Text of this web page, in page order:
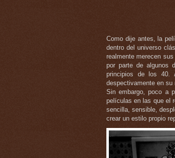
Como dije antes, la
dentro del universo
realmente merecen
por parte de algunos
principios de los 40.
despectivamente en su
Sin embargo, poco a
películas en las que el
sencilla, sensible,
crear un estilo propio